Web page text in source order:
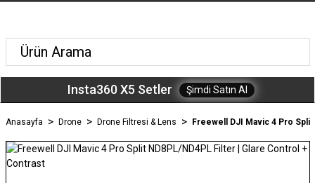
Insta360 X5 Setler Şimdi Satın Al
Anasayfa Drone Drone Filtresi & Lens Freewell DJI Mavic 4 Pro